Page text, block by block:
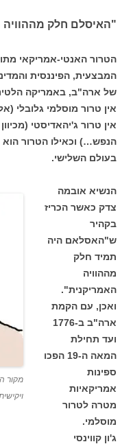
"האיסלם חלק מההוויה
הטרור האנטי-אמריקאי
המבצעית, הפיננסית
של ארה"ב, באמריקה
אין טרור מוסלמי גלובלי
אין טרור ג'יהאדיסטי
הנפש…) וכאילו הטרור
בעולם השלישי.
מקור
הנשיא אובמה
צדק כאשר הכריז
בקהיר
ש"האסלאם היה
תמיד חלק
מההוויה
האמריקנית".
ואכן, עם הקמת
ארה"ב ב-1776
ועד תחילת
המאה ה-19 הפכו
ספינות
אמריקאיות
מטרה לטרור
מוסלמי.
ג'ון קווינסי